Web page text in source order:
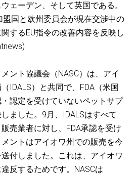
ェーデン、そして英国である。
盟国と欧州委員会が現在交渉中の
するEU指令の改善内容を反映し
ント協議会（NASC）は、アイ
IDALS）と共同で、FDA（米国
認定を受けていないペットサプ
ました。9月、IDALSはすべて
売業者に対し、FDA承認を受け
ントはアイオワ州での販売を今
付しました。これは、アイオワ
反するためです。NASCは